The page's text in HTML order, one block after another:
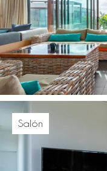
Salón